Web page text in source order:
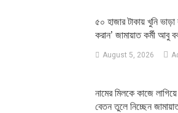
৫০ হাজার টাকায় খুনি ভাড়া
করান’ জামায়াত কর্মী আবু
August 5, 2026
নামের মিলকে কাজে
বেতন তুলে নিচ্ছেন